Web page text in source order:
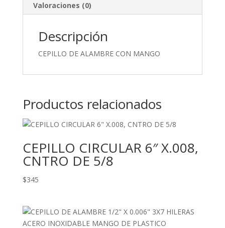
Valoraciones (0)
Descripción
CEPILLO DE ALAMBRE CON MANGO
Productos relacionados
CEPILLO CIRCULAR 6″ X.008,
CNTRO DE 5/8
$345